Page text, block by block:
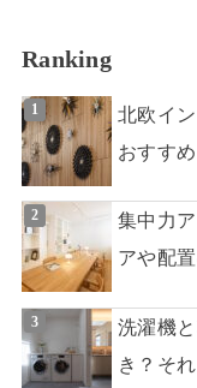
Ranking
北欧イ
おすす
集中力
アや配
洗濯機
き？そ